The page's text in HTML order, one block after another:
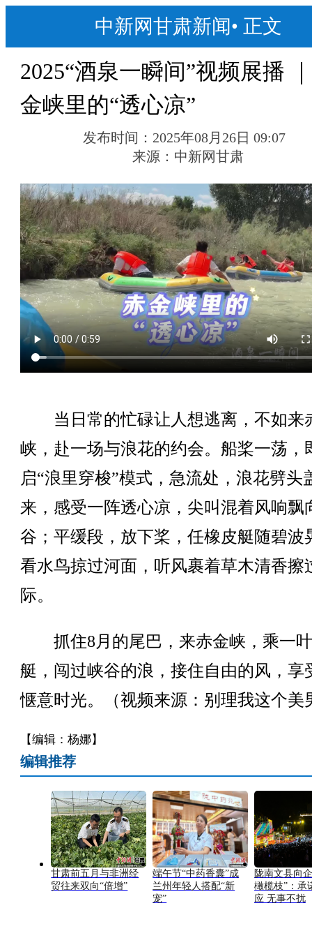
中新网甘肃新闻• 正文
2025“酒泉一瞬间”视频展播
金峡里的“透心凉”
发布时间： 2025年08月26日 09:07
来源： 中新网甘肃
当日常的忙碌让人想逃离，不如来
峡，赴一场与浪花的约会。船桨一荡，
启“浪里穿梭”模式，急流处，浪花劈头
来，感受一阵透心凉，尖叫混着风响飘
谷；平缓段，放下桨，任橡皮艇随碧波
看水鸟掠过河面，听风裹着草木清香擦
际。
抓住8月的尾巴，来赤金峡，乘一
艇，闯过峡谷的浪，接住自由的风，享
惬意时光。（视频来源：别理我这个美
【编辑：杨娜】
编辑推荐
甘肃前五月与非洲经
贸往来双向“倍增”
端午节“中药香囊”成
兰州年轻人搭配“新
宠”
陇南文县向
橄榄枝”：承
应 无事不扰